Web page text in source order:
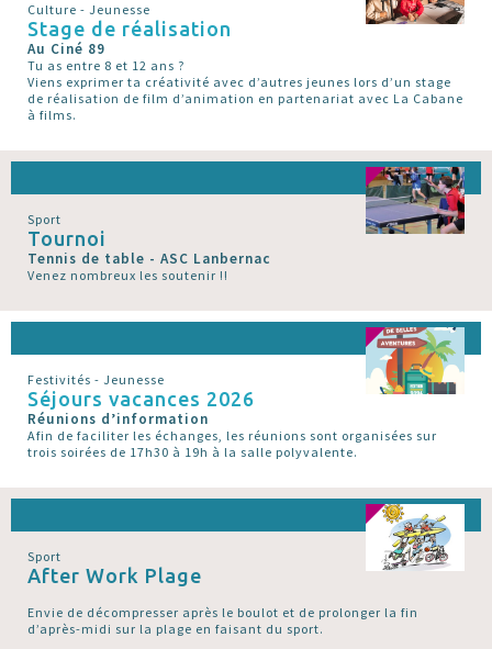
Culture - Jeunesse
Stage de réalisation
Au Ciné 89
Tu as entre 8 et 12 ans ?
Viens exprimer ta créativité avec d’autres jeunes lors d’un stage
de réalisation de film d’animation en partenariat avec La Cabane
à films.
Sport
Tournoi
Tennis de table - ASC Lanbernac
Venez nombreux les soutenir !!
Festivités - Jeunesse
Séjours vacances 2026
Réunions d’information
Afin de faciliter les échanges, les réunions sont organisées sur
trois soirées de 17h30 à 19h à la salle polyvalente.
Sport
After Work Plage
Envie de décompresser après le boulot et de prolonger la fin
d’après-midi sur la plage en faisant du sport.